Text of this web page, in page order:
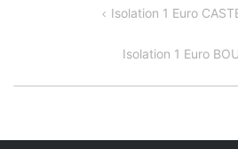
NAVIGATIONIsolation 1 Euro
Isolation 1 Euro